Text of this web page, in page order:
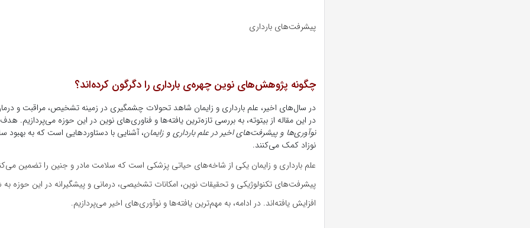
پیشرفت‌های بارداری
چگونه پژوهش‌های نوین چهره‌ی بارداری را دگرگون کرده‌اند؟
در سال‌های اخیر، علم بارداری و زایمان شاهد تحولات چشمگیری در زمینه تشخیص، مراقبت و
در این مقاله از بیتوته، به بررسی تازه‌ترین یافته‌ها و فناوری‌های نوین در این حوزه می‌پردازیم. هدف
نوآوری‌ها و پیشرفت‌های اخیر در علم بارداری و زایمان، آشنایی با دستاوردهایی است که به بهبود
نوزاد کمک می‌کنند.
علم بارداری و زایمان یکی از شاخه‌های حیاتی پزشکی است که سلامت مادر و جنین را تضمین
پیشرفت‌های تکنولوژیکی و تحقیقات نوین، امکانات تشخیصی، درمانی و پیشگیرانه در این حوزه
افزایش یافته‌اند. در ادامه، به مهم‌ترین یافته‌ها و نوآوری‌های اخیر می‌پردازیم.